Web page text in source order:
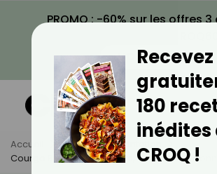
PROMO : -60% sur les offres
VOIR LA PROMO
Accueil Actus
Alimentation
Courge Butternut : Bienfaits, Valeurs
Recevez
180
inédites
CROQ !